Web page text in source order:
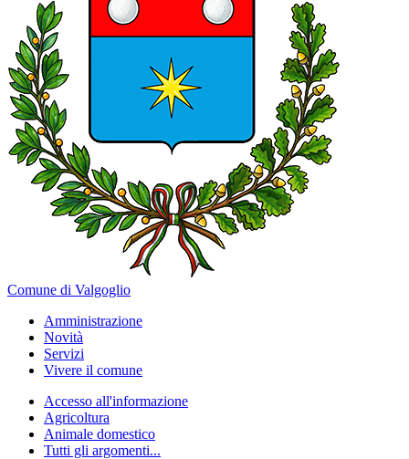
Comune di Valgoglio
Amministrazione
Novità
Servizi
Vivere il comune
Accesso all'informazione
Agricoltura
Animale domestico
Tutti gli argomenti...